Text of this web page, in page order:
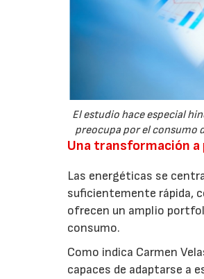
El estudio hace especial
preocupa por el consumo
Una transformación a
Las energéticas se
suficientemente rápida,
ofrecen un amplio
consumo.
Como indica Carmen
capaces de adaptarse a